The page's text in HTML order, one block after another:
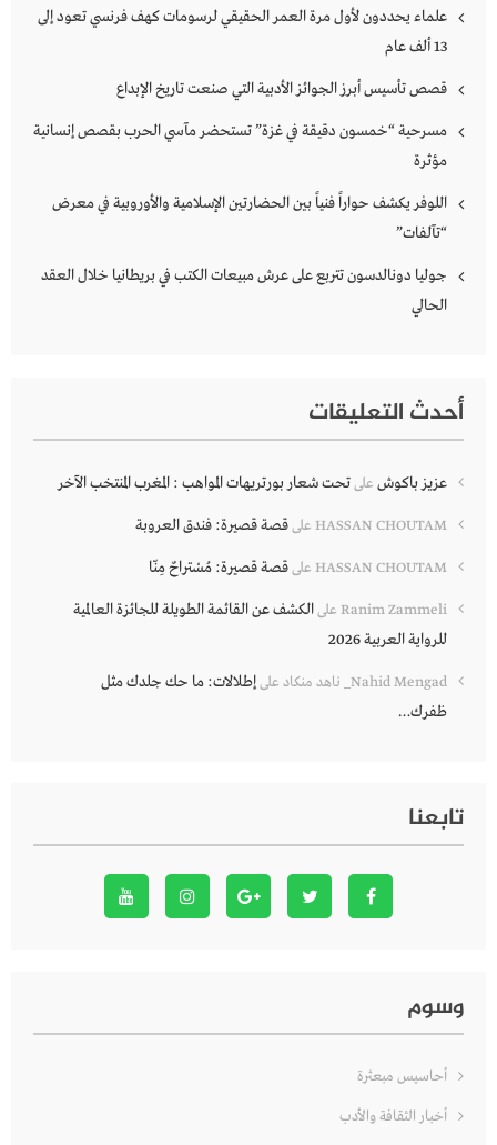
علماء يحددون لأول مرة العمر الحقيقي لرسومات كهف فرنسي تعود إلى
13 ألف عام
قصص تأسيس أبرز الجوائز الأدبية التي صنعت تاريخ الإبداع
مسرحية “خمسون دقيقة في غزة” تستحضر مآسي الحرب بقصص إنسانية
مؤثرة
اللوفر يكشف حواراً فنياً بين الحضارتين الإسلامية والأوروبية في معرض
“تآلفات”
جوليا دونالدسون تتربع على عرش مبيعات الكتب في بريطانيا خلال العقد
الحالي
أحدث التعليقات
عزيز باكوش علىتحت شعار بورتريهات المواهب : المغرب المنتخب الآخر
HASSAN CHOUTAM علىقصة قصيرة: فندق العروبة
HASSAN CHOUTAM علىقصة قصيرة: مُسْتراحٌ مِنّا
Ranim Zammeli علىالكشف عن القائمة الطويلة للجائزة العالمية
للرواية العربية 2026
Nahid Mengad_ ناهد منكاد علىإطلالات: ما حك جلدك مثل
ظفرك…
تابعنا
وسوم
أحاسيس مبعثرة
أخبار الثقافة والأدب